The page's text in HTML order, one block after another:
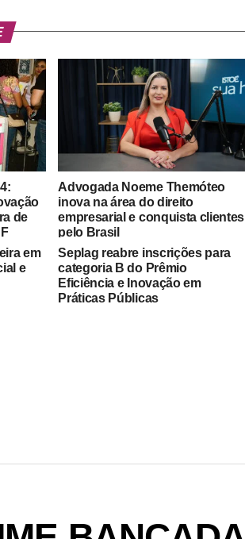
de
Advogada Noeme Themóteo
inova na área do direito
empresarial e conquista clientes
pelo Brasil
em
e
Seplag reabre inscrições para
categoria B do Prêmio
Eficiência e Inovação em
Práticas Públicas